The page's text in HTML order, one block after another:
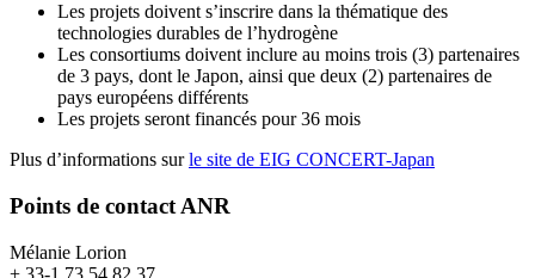
Les projets doivent s’inscrire dans la thématique des
technologies durables de l’hydrogène
Les consortiums doivent inclure au moins trois (3) partenaires
de 3 pays, dont le Japon, ainsi que deux (2) partenaires de
pays européens différents
Les projets seront financés pour 36 mois
Plus d’informations surle site de EIG CONCERT-Japan
Points de contact ANR
Mélanie Lorion
+ 33-1 73 54 82 37